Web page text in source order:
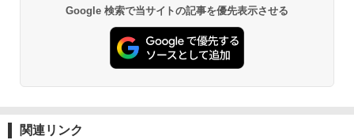
ード ミラージュソフト:プレイステーシ
￥1,620
￥7,722
スプラトゥーン レイダース -Switch2
￥6,446
3
プロダクトコード 封入
3
【純正品】Xbox ワイヤレス コントロー
￥7,681
劇場版「鬼滅の刃」無限城編 第一章 猗
窩座再来 通常版 [DVD]
￥3,523
3
Google 検索で当サイトの記事を優先表示させる
関連リンク